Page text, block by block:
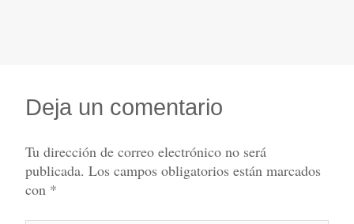
Deja un comentario
Tu dirección de correo electrónico no será
publicada. Los campos obligatorios están marcados
con *